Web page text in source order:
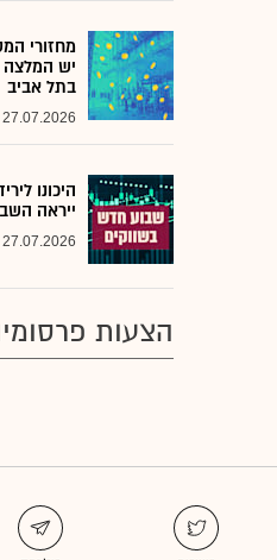
מחזורי
יש
בתל אביב
27.07.2026
היכונו
ייראה
27.07.2026
הצעות